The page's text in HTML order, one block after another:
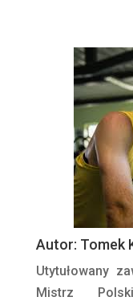
Autor: Tomek
Utytułowany
Mistrz